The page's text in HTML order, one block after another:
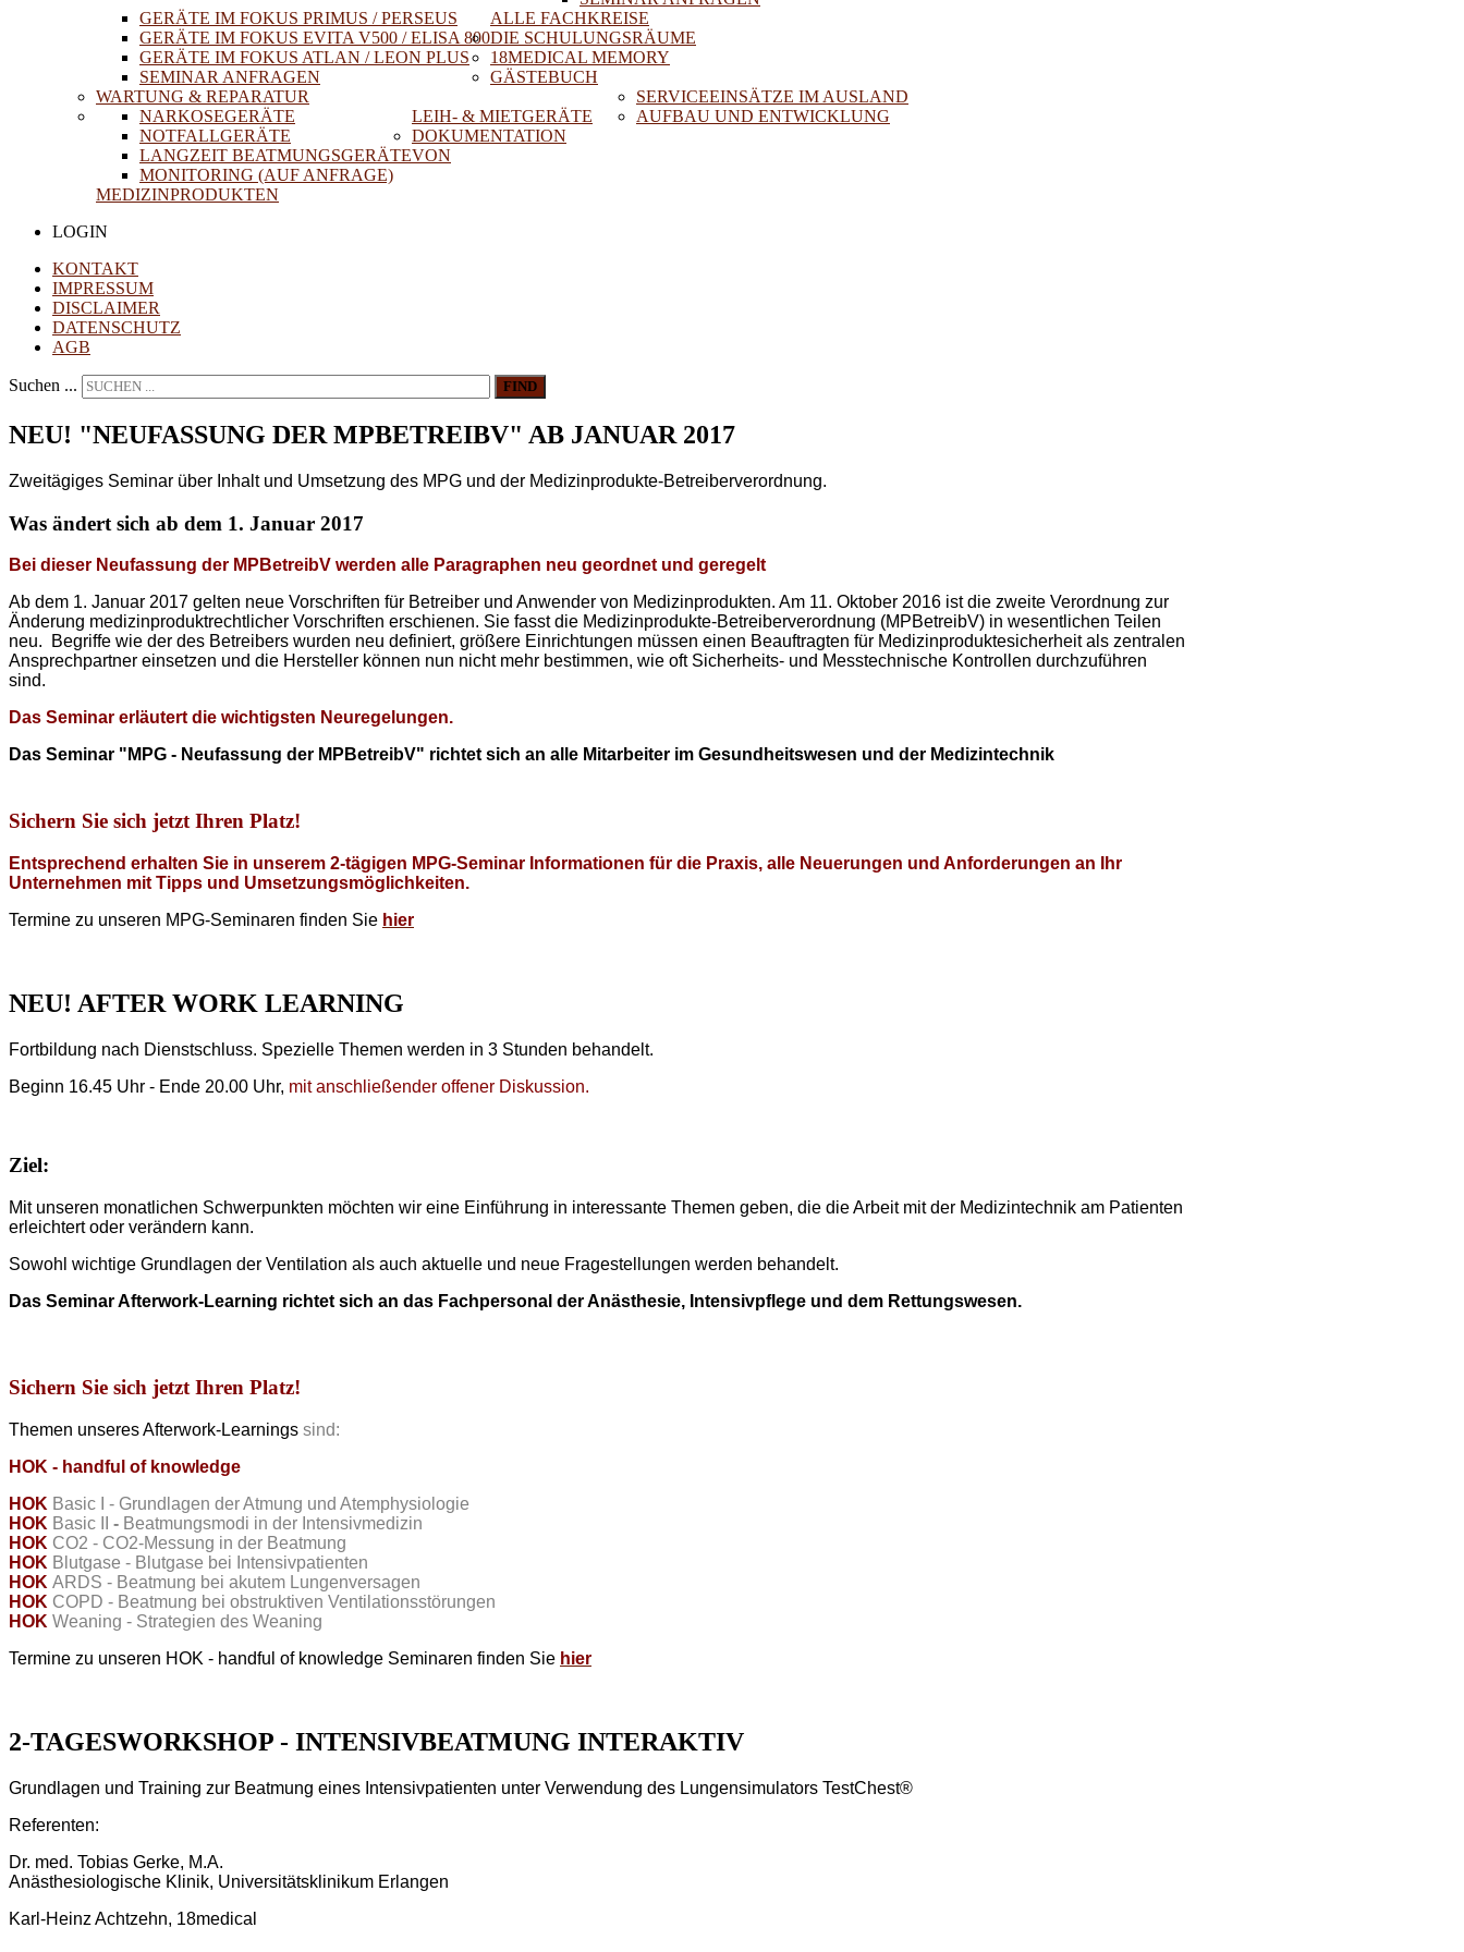
ALLE FACHKREISE
GERÄTE IM FOKUS PRIMUS / PERSEUS
GERÄTE IM FOKUS EVITA V500 / ELISA 800
GERÄTE IM FOKUS ATLAN / LEON PLUS
SEMINAR ANFRAGEN
DIE SCHULUNGSRÄUME
18MEDICAL MEMORY
GÄSTEBUCH
WARTUNG & REPARATUR
LEIH- & MIETGERÄTE
NARKOSEGERÄTE
NOTFALLGERÄTE
LANGZEIT BEATMUNGSGERÄTE
MONITORING (AUF ANFRAGE)
DOKUMENTATION
VON
MEDIZINPRODUKTEN
SERVICEEINSÄTZE IM AUSLAND
AUFBAU UND ENTWICKLUNG
LOGIN
KONTAKT
IMPRESSUM
DISCLAIMER
DATENSCHUTZ
AGB
Suchen ... FIND
NEU! "NEUFASSUNG DER MPBETREIBV" AB JANUAR 2017
Zweitägiges Seminar über Inhalt und Umsetzung des MPG und der Medizinprodukte-Betreiberverordnung.
Was ändert sich ab dem 1. Januar 2017
Bei dieser Neufassung der MPBetreibV werden alle Paragraphen neu geordnet und geregelt
Ab dem 1. Januar 2017 gelten neue Vorschriften für Betreiber und Anwender von Medizinprodukten. Am 11. Oktober 2016 ist die zweite Verordnung zur
Änderung medizinproduktrechtlicher Vorschriften erschienen. Sie fasst die Medizinprodukte-Betreiberverordnung (MPBetreibV) in wesentlichen Teilen
neu. Begriffe wie der des Betreibers wurden neu definiert, größere Einrichtungen müssen einen Beauftragten für Medizinproduktesicherheit als zentralen
Ansprechpartner einsetzen und die Hersteller können nun nicht mehr bestimmen, wie oft Sicherheits- und Messtechnische Kontrollen durchzuführen
sind.
Das Seminar erläutert die wichtigsten Neuregelungen.
Das Seminar "MPG - Neufassung der MPBetreibV" richtet sich an alle Mitarbeiter im Gesundheitswesen und der Medizintechnik
Sichern Sie sich jetzt Ihren Platz!
Entsprechend erhalten Sie in unserem 2-tägigen MPG-Seminar Informationen für die Praxis, alle Neuerungen und Anforderungen an Ihr
Unternehmen mit Tipps und Umsetzungsmöglichkeiten.
Termine zu unseren MPG-Seminaren finden Sie hier
NEU! AFTER WORK LEARNING
Fortbildung nach Dienstschluss. Spezielle Themen werden in 3 Stunden behandelt.
Beginn 16.45 Uhr - Ende 20.00 Uhr, mit anschließender offener Diskussion.
Ziel:
Mit unseren monatlichen Schwerpunkten möchten wir eine Einführung in interessante Themen geben, die die Arbeit mit der Medizintechnik am Patienten
erleichtert oder verändern kann.
Sowohl wichtige Grundlagen der Ventilation als auch aktuelle und neue Fragestellungen werden behandelt.
Das Seminar Afterwork-Learning richtet sich an das Fachpersonal der Anästhesie, Intensivpflege und dem Rettungswesen.
Sichern Sie sich jetzt Ihren Platz!
Themen unseres Afterwork-Learnings sind:
HOK - handful of knowledge
HOK Basic I - Grundlagen der Atmung und Atemphysiologie
HOK Basic - Beatmungsmodi in der Intensivmedizin
HOK CO2 - CO2-Messung in der Beatmung
HOK Blutgase - Blutgase bei Intensivpatienten
HOK ARDS - Beatmung bei akutem Lungenversagen
HOK COPD - Beatmung bei obstruktiven Ventilationsstörungen
HOK Weaning - Strategien des Weaning
Termine zu unseren HOK - handful of knowledge Seminaren finden Sie hier
2-TAGESWORKSHOP - INTENSIVBEATMUNG INTERAKTIV
Grundlagen und Training zur Beatmung eines Intensivpatienten unter Verwendung des Lungensimulators TestChest®
Referenten:
Dr. med. Tobias Gerke, M.A.
Anästhesiologische Klinik, Universitätsklinikum Erlangen
Karl-Heinz Achtzehn, 18medical